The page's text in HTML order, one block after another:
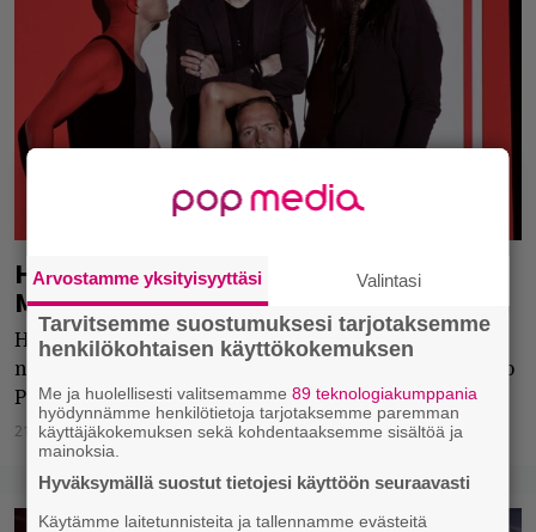
Helpottunut pettymys – levyarviossa
Maj Karman 101 tapaa olla vapaa
Harva rockbändin vokalisti imee musiikista hapen
niin perusteellisesti kuin Herra Ylppö, kirjoittaa Niko
Peltonen.
21.06.2018 Niko Peltonen
Arvostamme yksityisyyttäsi Valintasi
Tarvitsemme suostumuksesi tarjotaksemme
henkilökohtaisen käyttökokemuksen
Me ja huolellisesti valitsemamme89 teknologiakumppania
hyödynnämme henkilötietoja tarjotaksemme paremman
käyttäjäkokemuksen sekä kohdentaaksemme sisältöä ja
mainoksia.
Hyväksymällä suostut tietojesi käyttöön seuraavasti
Käytämme laitetunnisteita ja tallennamme evästeitä